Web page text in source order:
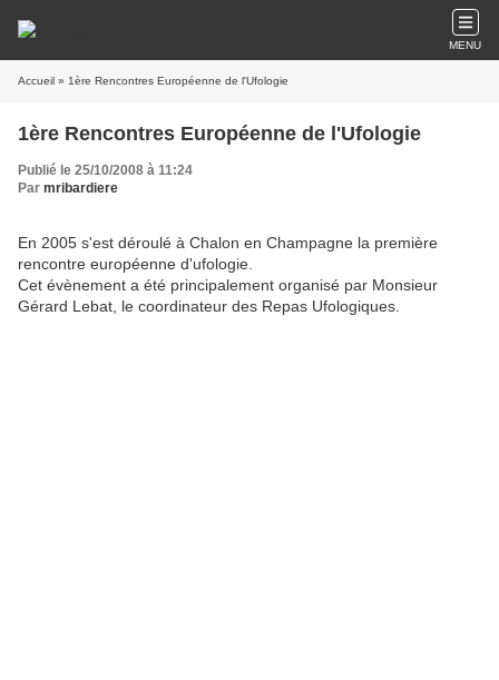
MENU
Accueil » 1ère Rencontres Européenne de l'Ufologie
1ère Rencontres Européenne de l'Ufologie
Publié le 25/10/2008 à 11:24
Par mribardiere
En 2005 s'est déroulé à Chalon en Champagne la première
rencontre européenne d'ufologie.
Cet évènement a été principalement organisé par Monsieur
Gérard Lebat, le coordinateur des Repas Ufologiques.